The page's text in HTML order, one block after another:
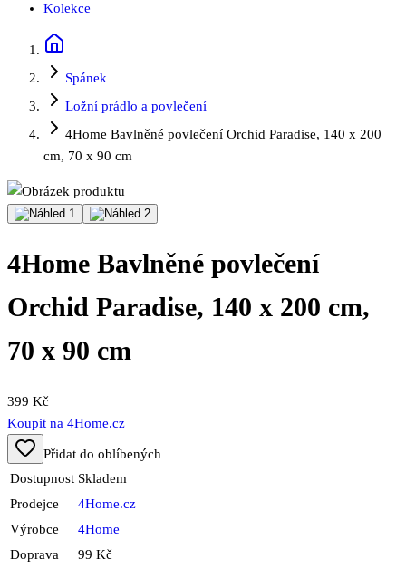
Kolekce
Spánek
Ložní prádlo a povlečení
4Home Bavlněné povlečení Orchid Paradise, 140 x 200
cm, 70 x 90 cm
4Home Bavlněné povlečení
Orchid Paradise, 140 x 200 cm,
70 x 90 cm
399 Kč
Koupit na 4Home.cz
Přidat do oblíbených
Dostupnost Skladem
Prodejce
4Home.cz
Výrobce
4Home
Doprava
99 Kč